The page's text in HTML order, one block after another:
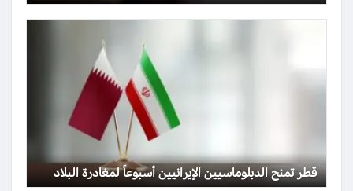
قطر تمنح الدبلوماسيين الإيرانيين أسبوعاً لمغادرة البلاد